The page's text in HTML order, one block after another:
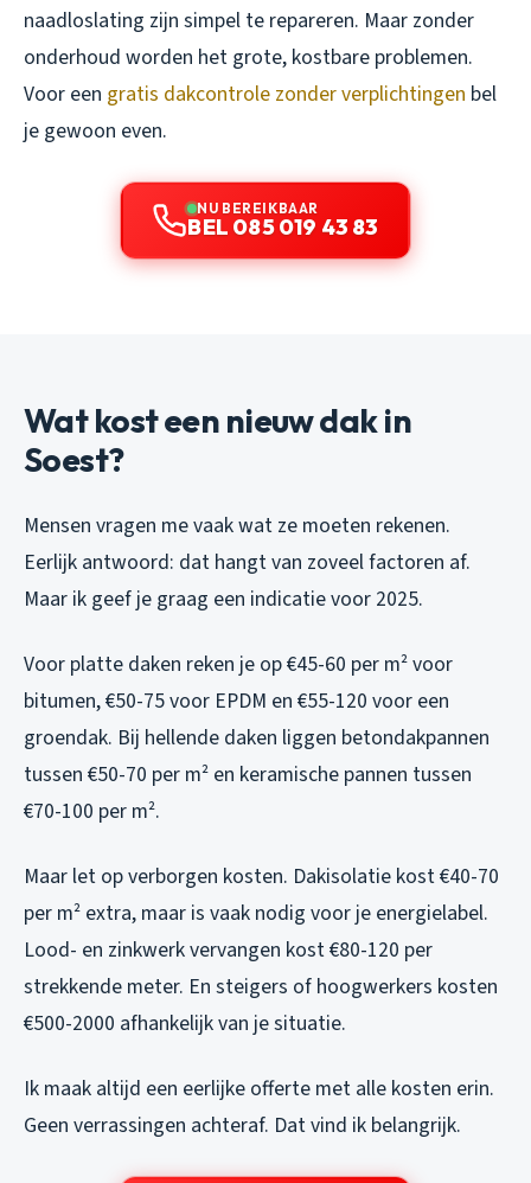
naadloslating zijn simpel te repareren. Maar zonder
onderhoud worden het grote, kostbare problemen.
Voor een gratis dakcontrole zonder verplichtingen bel
je gewoon even.
NU BEREIKBAAR
BEL 085 019 43 83
Wat kost een nieuw dak in
Soest?
Mensen vragen me vaak wat ze moeten rekenen.
Eerlijk antwoord: dat hangt van zoveel factoren af.
Maar ik geef je graag een indicatie voor 2025.
Voor platte daken reken je op €45-60 per m² voor
bitumen, €50-75 voor EPDM en €55-120 voor een
groendak. Bij hellende daken liggen betondakpannen
tussen €50-70 per m² en keramische pannen tussen
€70-100 per m².
Maar let op verborgen kosten. Dakisolatie kost €40-70
per m² extra, maar is vaak nodig voor je energielabel.
Lood- en zinkwerk vervangen kost €80-120 per
strekkende meter. En steigers of hoogwerkers kosten
€500-2000 afhankelijk van je situatie.
Ik maak altijd een eerlijke offerte met alle kosten erin.
Geen verrassingen achteraf. Dat vind ik belangrijk.